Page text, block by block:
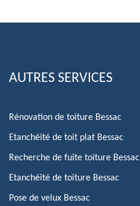
AUTRES SERVICES
Rénovation de toiture Bessac
Etanchéité de toit plat Bessac
Recherche de fuite toiture Bessac
Etanchéité de toiture Bessac
Pose de velux Bessac